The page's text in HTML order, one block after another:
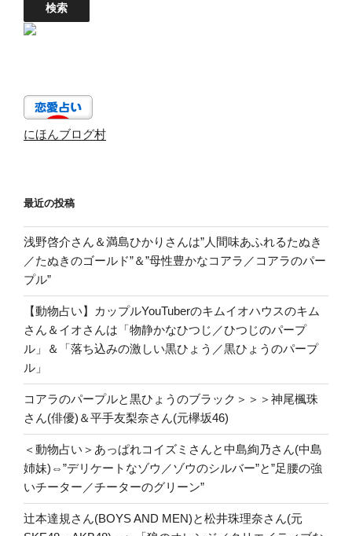
にほんブログ村
最近の投稿
浅野啓介さん＆満島ひかりさんは”人間味あふれるたぬき
／たぬきのゴールド”＆”母性豊かなコアラ／コアラのパー
プル”
【動物占い】カップルYouTuberのキムイオハウスのキム
さん＆イオさんは「物静かなひつじ／ひつじのパープ
ル」＆「落ち込みの激しい黒ひょう／黒ひょうのパープ
ル」
コアラのパープルと黒ひょうのブラック＞＞＞神尾楓珠
さん(俳優)＆平手友梨奈さん(元欅坂46)
＜動物占い＞あっぱれコイズミさんと中島絢乃さん(中島
姉妹)⇔”デリケートなゾウ／ゾウのシルバー”と”足腰の強
いチーター／チーターのグリーン”
辻本達規さん(BOYS AND MEN)と松井珠理奈さん(元